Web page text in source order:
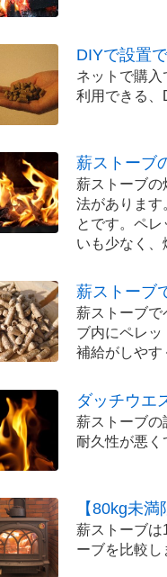
DIYで設置
ネットで購
利用できる、
薪ストーブ
薪ストーブの
法があります
とです。ペ
いも少なく、
薪ストーブ
薪ストーブで
ブ内にペレ
補給がしやす
ダッチウエ
薪ストーブの
耐久性が悪く
【80kg未
薪ストーブは
ーブを比較し